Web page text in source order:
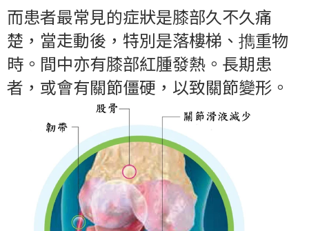
而患者最常見的症狀是膝部久不久痛
楚，當走動後，特別是落樓梯、擕重物
時。間中亦有膝部紅腫發熱。長期患
者，或會有關節僵硬，以致關節變形。